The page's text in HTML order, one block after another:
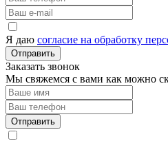
Я даю согласие на обработку
Отправить
Заказать звонок
Мы свяжемся с вами как можно
Отправить